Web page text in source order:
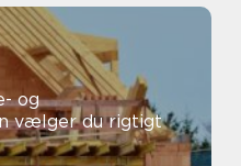
og
vælger du rigtigt